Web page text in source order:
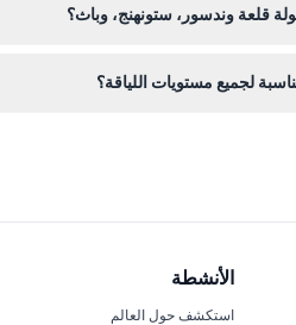
قلعة وندسور، ستونهنج، وباث؟
لجميع مستويات اللياقة؟
الأنشطة
استكشف حول العالم